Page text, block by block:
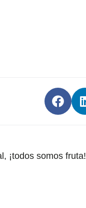
¡todos somos fruta!